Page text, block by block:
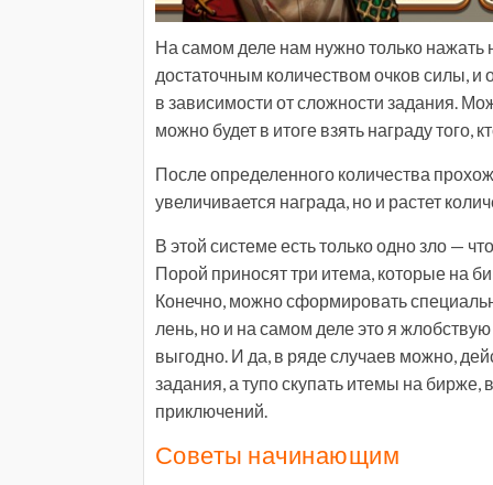
На самом деле нам нужно только нажать
достаточным количеством очков силы, и
в зависимости от сложности задания.
можно будет в итоге взять награду
После определенного количества
увеличивается награда, но и растет
В этой системе есть только одно зло —
Порой приносят три итема, которые на
Конечно, можно сформировать
лень, но и на самом деле это я
выгодно. И да, в ряде случаев можно,
задания, а тупо скупать итемы на
приключений.
Советы начинающим